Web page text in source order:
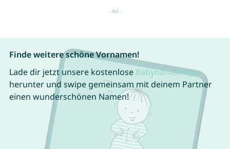
Finde weitere schöne Vornamen!
Lade dir jetzt unsere kostenlose Babynamen App
herunter und swipe gemeinsam mit deinem Partner
einen wunderschönen Namen!